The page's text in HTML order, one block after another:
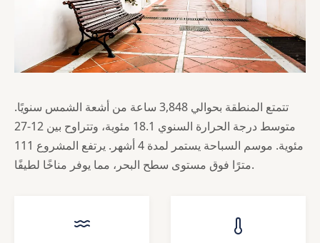
تتمتع المنطقة بحوالي 3,848 ساعة من أشعة الشمس سنويًا.
متوسط درجة الحرارة السنوي 18.1 مئوية، وتتراوح بين 12-27
مئوية. موسم السباحة يستمر لمدة 4 أشهر. يرتفع المشروع 111
مترًا فوق مستوى سطح البحر، مما يوفر مناخًا لطيفًا.